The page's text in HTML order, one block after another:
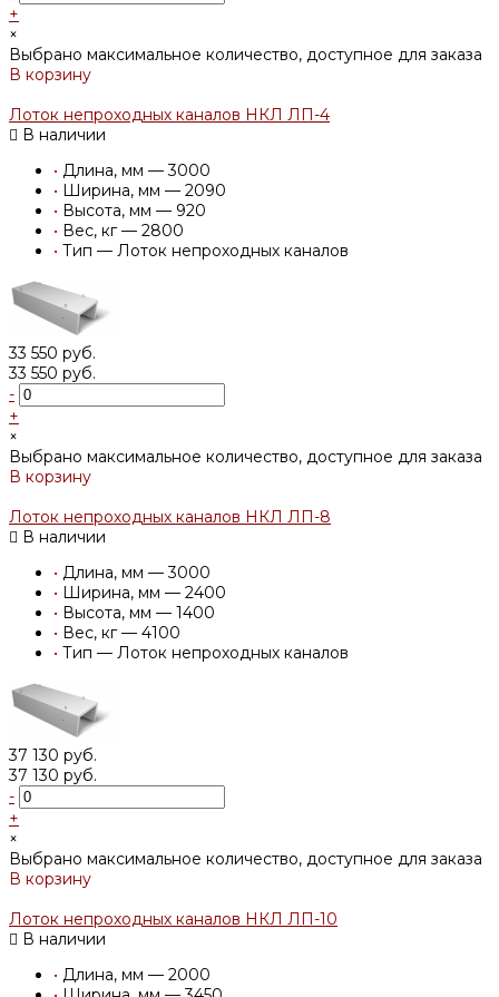
+
×
Выбрано максимальное количество, доступное для заказа
В корзину
Лоток непроходных каналов НКЛ ЛП-4
В наличии
• Длина, мм — 3000
• Ширина, мм — 2090
• Высота, мм — 920
• Вес, кг — 2800
• Тип — Лоток непроходных каналов
33 550 руб.
33 550 руб.
-
+
×
Выбрано максимальное количество, доступное для заказа
В корзину
Лоток непроходных каналов НКЛ ЛП-8
В наличии
• Длина, мм — 3000
• Ширина, мм — 2400
• Высота, мм — 1400
• Вес, кг — 4100
• Тип — Лоток непроходных каналов
37 130 руб.
37 130 руб.
-
+
×
Выбрано максимальное количество, доступное для заказа
В корзину
Лоток непроходных каналов НКЛ ЛП-10
В наличии
• Длина, мм — 2000